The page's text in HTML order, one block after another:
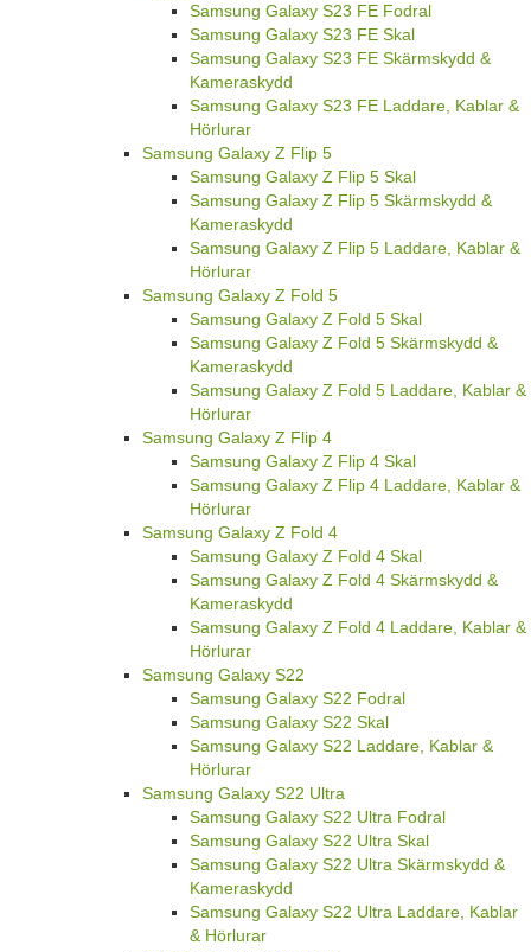
Samsung Galaxy S23 FE Fodral
Samsung Galaxy S23 FE Skal
Samsung Galaxy S23 FE Skärmskydd &
Kameraskydd
Samsung Galaxy S23 FE Laddare, Kablar &
Hörlurar
Samsung Galaxy Z Flip 5
Samsung Galaxy Z Flip 5 Skal
Samsung Galaxy Z Flip 5 Skärmskydd &
Kameraskydd
Samsung Galaxy Z Flip 5 Laddare, Kablar &
Hörlurar
Samsung Galaxy Z Fold 5
Samsung Galaxy Z Fold 5 Skal
Samsung Galaxy Z Fold 5 Skärmskydd &
Kameraskydd
Samsung Galaxy Z Fold 5 Laddare, Kablar &
Hörlurar
Samsung Galaxy Z Flip 4
Samsung Galaxy Z Flip 4 Skal
Samsung Galaxy Z Flip 4 Laddare, Kablar &
Hörlurar
Samsung Galaxy Z Fold 4
Samsung Galaxy Z Fold 4 Skal
Samsung Galaxy Z Fold 4 Skärmskydd &
Kameraskydd
Samsung Galaxy Z Fold 4 Laddare, Kablar &
Hörlurar
Samsung Galaxy S22
Samsung Galaxy S22 Fodral
Samsung Galaxy S22 Skal
Samsung Galaxy S22 Laddare, Kablar &
Hörlurar
Samsung Galaxy S22 Ultra
Samsung Galaxy S22 Ultra Fodral
Samsung Galaxy S22 Ultra Skal
Samsung Galaxy S22 Ultra Skärmskydd &
Kameraskydd
Samsung Galaxy S22 Ultra Laddare, Kablar
& Hörlurar